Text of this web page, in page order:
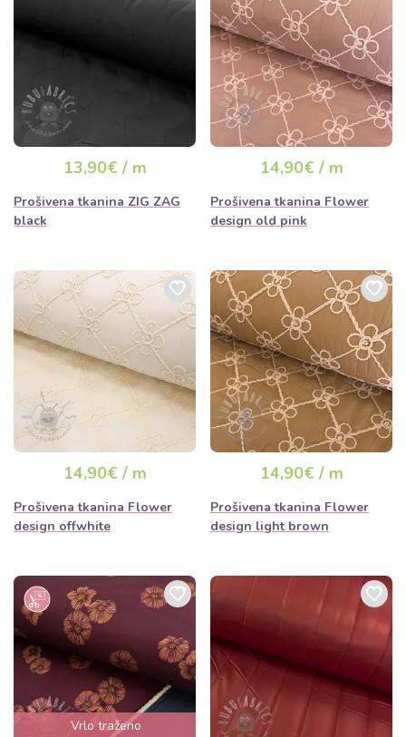
13,90€ / m
Prošivena tkanina ZIG ZAG
black
14,90€ / m
Prošivena tkanina Flower
design old pink
14,90€ / m
Prošivena tkanina Flower
design offwhite
14,90€ / m
Prošivena tkanina Flower
design light brown
Vrlo traženo